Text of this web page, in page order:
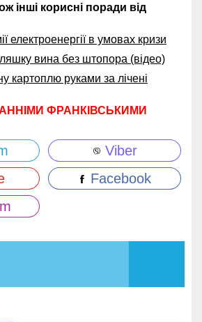
інші корисні поради від
електроенергії в умовах кризи
вина без штопора (відео)
картоплю руками за лічені
ФРАНКІВСЬКИМИ
Viber
Facebook